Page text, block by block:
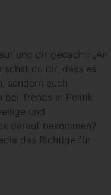
und dir gedacht: „An
du dir, dass es
sondern auch
bei Trends in Politik
und
darauf bekommen?
das Richtige für